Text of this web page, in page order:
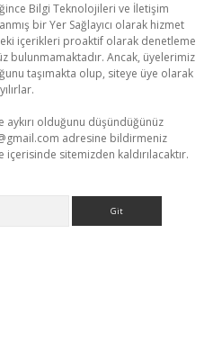
Bilgi Teknolojileri ve İletişim
bir Yer Sağlayıcı olarak hizmet
içerikleri proaktif olarak denetleme
bulunmamaktadır. Ancak, üyelerimiz
taşımakta olup, siteye üye olarak
olduğunu düşündüğünüz
adresine bildirmeniz
sitemizden kaldırılacaktır.